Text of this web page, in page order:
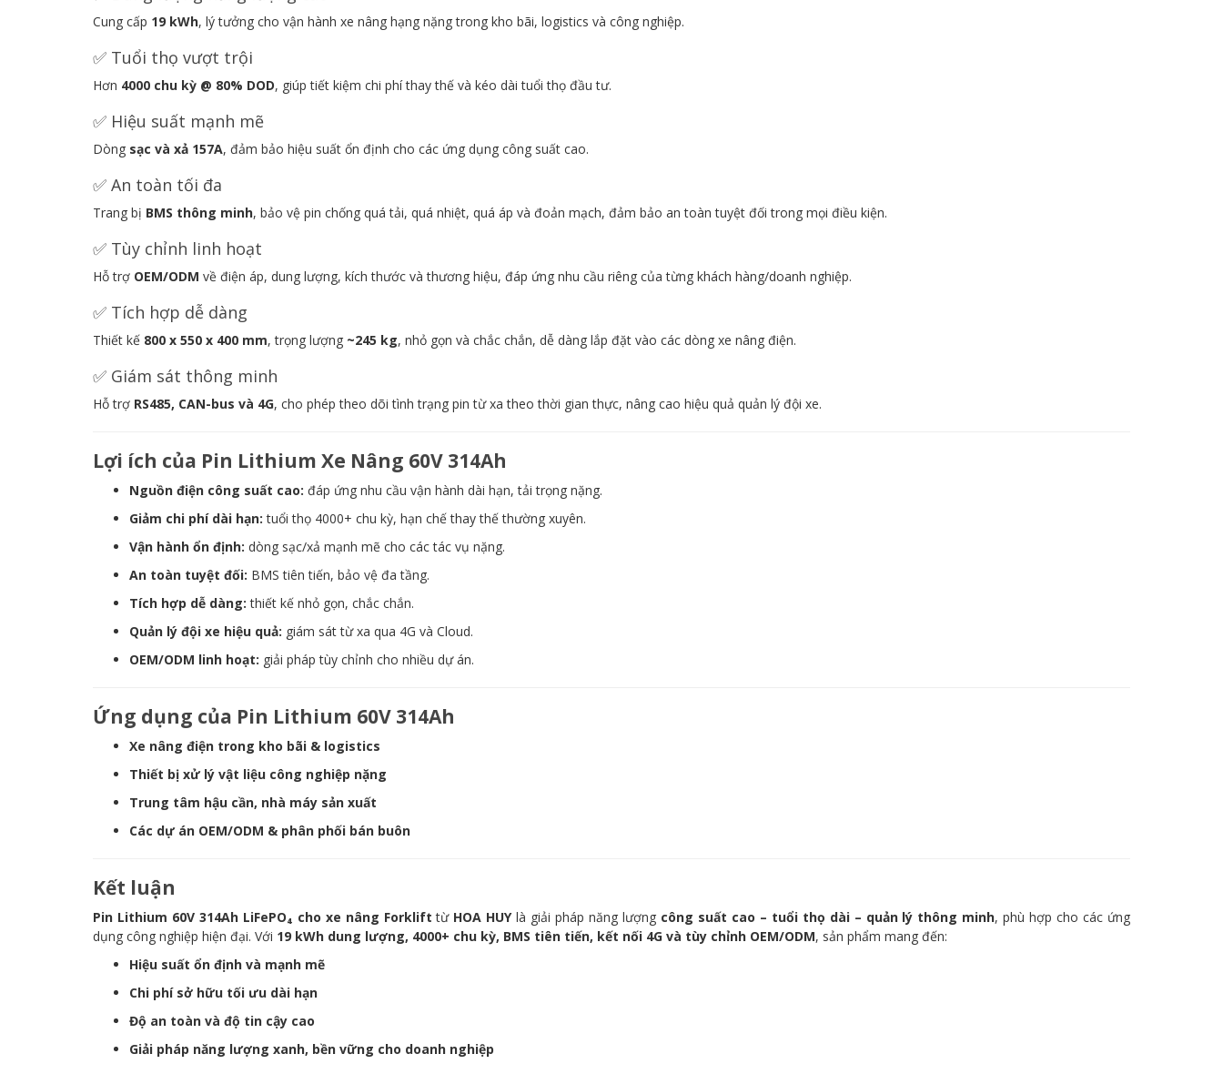
Cung cấp 19 kWh, lý tưởng cho vận hành xe nâng hạng nặng trong kho bãi, logistics và công nghiệp.
✅ Tuổi thọ vượt trội
Hơn 4000 chu kỳ @ 80% DOD, giúp tiết kiệm chi phí thay thế và kéo dài tuổi thọ đầu tư.
✅ Hiệu suất mạnh mẽ
Dòng sạc và xả 157A, đảm bảo hiệu suất ổn định cho các ứng dụng công suất cao.
✅ An toàn tối đa
Trang bị BMS thông minh, bảo vệ pin chống quá tải, quá nhiệt, quá áp và đoản mạch, đảm bảo an toàn tuyệt đối trong mọi điều kiện.
✅ Tùy chỉnh linh hoạt
Hỗ trợ OEM/ODM về điện áp, dung lượng, kích thước và thương hiệu, đáp ứng nhu cầu riêng của từng khách hàng/doanh nghiệp.
✅ Tích hợp dễ dàng
Thiết kế 800 x 550 x 400 mm, trọng lượng ~245 kg, nhỏ gọn và chắc chắn, dễ dàng lắp đặt vào các dòng xe nâng điện.
✅ Giám sát thông minh
Hỗ trợ RS485, CAN-bus và 4G, cho phép theo dõi tình trạng pin từ xa theo thời gian thực, nâng cao hiệu quả quản lý đội xe.
Lợi ích của Pin Lithium Xe Nâng 60V 314Ah
Nguồn điện công suất cao: đáp ứng nhu cầu vận hành dài hạn, tải trọng nặng.
Giảm chi phí dài hạn: tuổi thọ 4000+ chu kỳ, hạn chế thay thế thường xuyên.
Vận hành ổn định: dòng sạc/xả mạnh mẽ cho các tác vụ nặng.
An toàn tuyệt đối: BMS tiên tiến, bảo vệ đa tầng.
Tích hợp dễ dàng: thiết kế nhỏ gọn, chắc chắn.
Quản lý đội xe hiệu quả: giám sát từ xa qua 4G và Cloud.
OEM/ODM linh hoạt: giải pháp tùy chỉnh cho nhiều dự án.
Ứng dụng của Pin Lithium 60V 314Ah
Xe nâng điện trong kho bãi & logistics
Thiết bị xử lý vật liệu công nghiệp nặng
Trung tâm hậu cần, nhà máy sản xuất
Các dự án OEM/ODM & phân phối bán buôn
Kết luận
Pin Lithium 60V 314Ah LiFePO₄ cho xe nâng Forklift từ HOA HUYlà giải pháp năng lượng công suất cao – tuổi thọ dài – quản lý thông minh, phù hợp cho các ứng
dụng công nghiệp hiện đại. Với 19 kWh dung lượng, 4000+ chu kỳ, BMS tiên tiến, kết nối 4G và tùy chỉnh OEM/ODM, sản phẩm mang đến:
Hiệu suất ổn định và mạnh mẽ
Chi phí sở hữu tối ưu dài hạn
Độ an toàn và độ tin cậy cao
Giải pháp năng lượng xanh, bền vững cho doanh nghiệp